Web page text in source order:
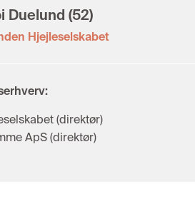
Duelund (52)
Hjejleselskabet
(direktør)
ApS (direktør)